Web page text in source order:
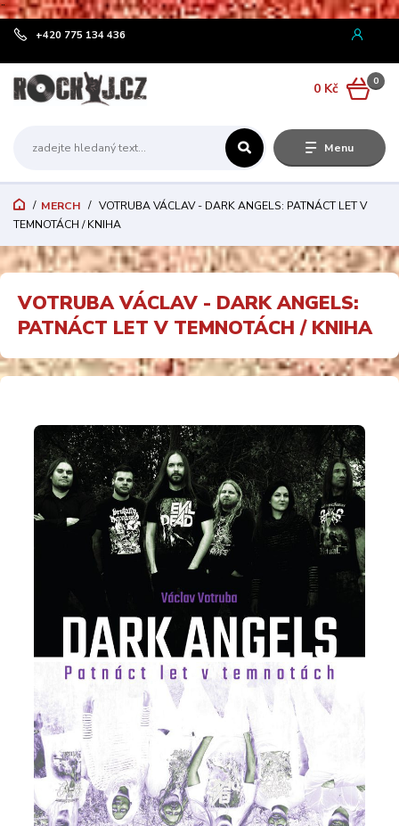
¨
Menu
+420 775 134 436
0
0 Kč
MERCH
VOTRUBA VÁCLAV - DARK ANGELS: PATNÁCT LET V
TEMNOTÁCH / KNIHA
VOTRUBA VÁCLAV - DARK ANGELS:
PATNÁCT LET V TEMNOTÁCH / KNIHA